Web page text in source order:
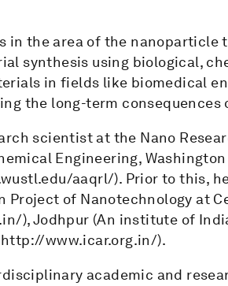
in the area of the
synthesis using biological,
in fields like biomedical
the long-term
scientist at the Nano
Engineering,
aaqrl/). Prior to this,
Project of Nanotechnology at
), Jodhpur (An institute of
www.icar.org.in/).
academic and